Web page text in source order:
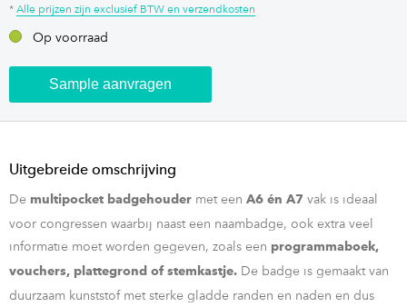
*Alle prijzen zijn exclusief BTW en verzendkosten
Op voorraad
Sample aanvragen
Uitgebreide omschrijving
De multipocket badgehouder met een A6 én A7 vak is ideaal
voor congressen waarbij naast een naambadge, ook extra veel
informatie moet worden gegeven, zoals een programmaboek,
vouchers, plattegrond of stemkastje. De badge is gemaakt van
duurzaam kunststof met sterke gladde randen en naden en dus